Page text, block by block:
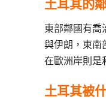
土耳其的
東部鄰國有喬
與伊朗，東南
在歐洲岸則是
土耳其被